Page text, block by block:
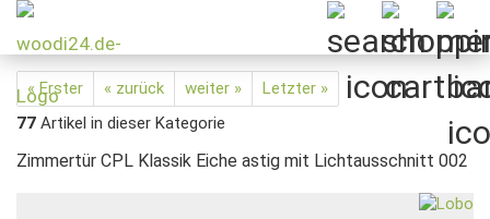
« Erster « zurück weiter »
Letzter »
77 Artikel in dieser Kategorie
Zimmertür CPL Klassik Eiche astig mit Lichtausschnitt 002